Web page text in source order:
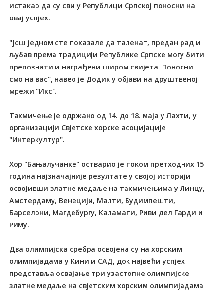
истакао да су сви у Републици Српској поносни на
овај успјех.
"Још једном сте показале да таленат, предан рад и
љубав према традицији Републике Српске могу бити
препознати и награђени широм свијета. Поносни
смо на вас", навео је Додик у објави на друштвеној
мрежи "Икс".
Такмичење је одржано од 14. до 18. маја у Лахти, у
организацији Свјетске хорске асоцијације
"Интеркултур".
Хор "Бањалучанке" остварио је током претходних 15
година најзначајније резултате у својој историји
освојивши златне медаље на такмичењима у Линцу,
Амстердаму, Венецији, Малти, Будимпешти,
Барселони, Магдебургу, Каламати, Риви дел Гарди и
Риму.
Два олимпијска сребра освојена су на хорским
олимпијадама у Кини и САД, док највећи успјех
представља освајање три узастопне олимпијске
златне медаље на свјетским хорским олимпијадама